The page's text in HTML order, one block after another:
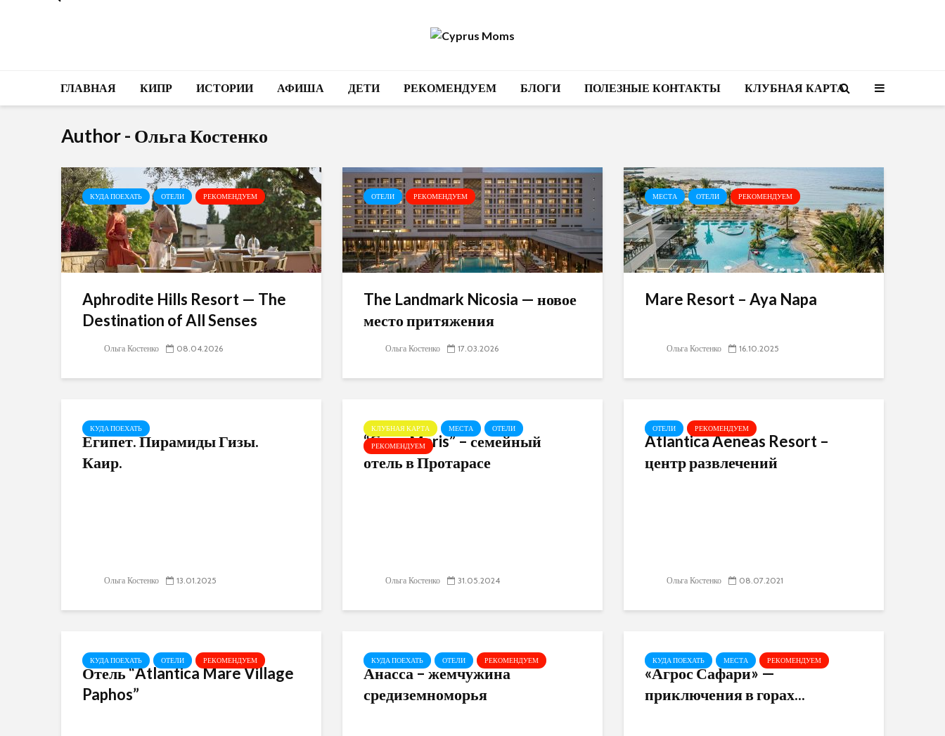
ГЛАВНАЯ КИПР ИСТОРИИ АФИША ДЕТИ РЕКОМЕНДУЕМ БЛОГИ ПОЛЕЗНЫЕ КОНТАКТЫ КЛУБНАЯ КАРТА
Author - Ольга Костенко
КУДА ПОЕХАТЬ ОТЕЛИ РЕКОМЕНДУЕМ
Aphrodite Hills Resort — The
Destination of All Senses
Ольга Костенко 08.04.2026
ОТЕЛИ РЕКОМЕНДУЕМ
The Landmark Nicosia — новое
место притяжения
Ольга Костенко 17.03.2026
МЕСТА ОТЕЛИ РЕКОМЕНДУЕМ
Mare Resort – Aya Napa
Ольга Костенко 16.10.2025
КУДА ПОЕХАТЬ
Египет. Пирамиды Гизы.
Каир.
Ольга Костенко 13.01.2025
КЛУБНАЯ КАРТА МЕСТА
ОТЕЛИ
РЕКОМЕНДУЕМ
“Cavo Maris” – семейный
отель в Протарасе
Ольга Костенко 31.05.2024
ОТЕЛИ РЕКОМЕНДУЕМ
Atlantica Aeneas Resort –
центр развлечений
Ольга Костенко 08.07.2021
КУДА ПОЕХАТЬ ОТЕЛИ РЕКОМЕНДУЕМ
Отель “Atlantica Mare Village
Paphos”
КУДА ПОЕХАТЬ ОТЕЛИ РЕКОМЕНДУЕМ
Анасса – жемчужина
средиземноморья
КУДА ПОЕХАТЬ МЕСТА РЕКОМЕНДУЕМ
«Агрос Сафари» —
приключения в горах...